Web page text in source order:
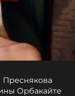
Орбакайте